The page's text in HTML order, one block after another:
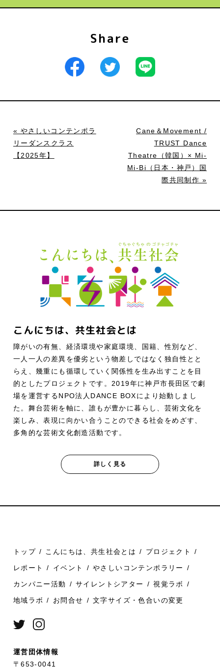
Share
« やさしいコンテンポラ
リーダンスクラス
【2025年】
Cane＆Movement /
TRUST Dance
Theatre（韓国）× Mi-
Mi-Bi（日本・神戸）国
際共同制作 »
こんにちは、共生社会とは
障がいの有無、経済環境や家庭環境、国籍、性別など、
一人一人の差異を優劣という物差しではなく独自性とと
らえ、幾重にも循環していく関係性を生み出すことを目
的としたプロジェクトです。2019年に神戸市長田区で劇
場を運営するNPO法人DANCE BOXにより始動しまし
た。舞台芸術を軸に、誰もが豊かに暮らし、芸術文化を
楽しみ、表現に向かい合うことのできる社会をめざす、
多角的な芸術文化創造活動です。
詳しく見る
トップ こんにちは、共生社会とは プロジェクト
レポート イベント やさしいコンテンポラリー
カンパニー活動 サイレントシアター 視覚ラボ
地域ラボ お問合せ 文字サイズ・色合いの変更
運営団体情報
〒653-0041